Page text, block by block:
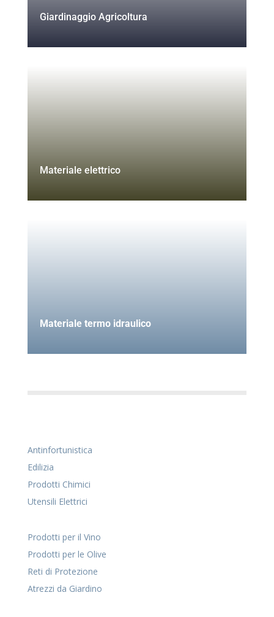
Giardinaggio Agricoltura
Materiale elettrico
Materiale termo idraulico
Antinfortunistica
Edilizia
Prodotti Chimici
Utensili Elettrici
Prodotti per il Vino
Prodotti per le Olive
Reti di Protezione
Atrezzi da Giardino